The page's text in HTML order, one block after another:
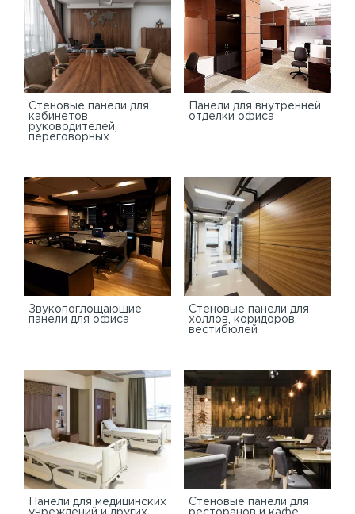
Стеновые панели для
кабинетов
руководителей,
переговорных
Панели для внутренней
отделки офиса
Звукопоглощающие
панели для офиса
Стеновые панели для
холлов, коридоров,
вестибюлей
Панели для медицинских
Стеновые панели для